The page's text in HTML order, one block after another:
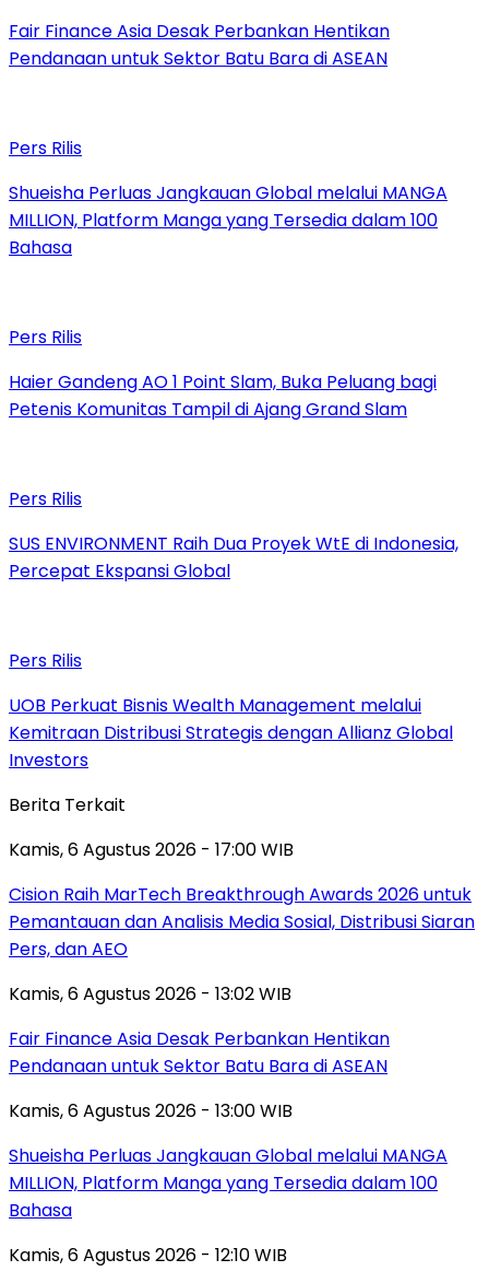
Fair Finance Asia Desak Perbankan Hentikan
Pendanaan untuk Sektor Batu Bara di ASEAN
Pers Rilis
Shueisha Perluas Jangkauan Global melalui MANGA
MILLION, Platform Manga yang Tersedia dalam 100
Bahasa
Pers Rilis
Haier Gandeng AO 1 Point Slam, Buka Peluang bagi
Petenis Komunitas Tampil di Ajang Grand Slam
Pers Rilis
SUS ENVIRONMENT Raih Dua Proyek WtE di Indonesia,
Percepat Ekspansi Global
Pers Rilis
UOB Perkuat Bisnis Wealth Management melalui
Kemitraan Distribusi Strategis dengan Allianz Global
Investors
Berita Terkait
Kamis, 6 Agustus 2026 - 17:00 WIB
Cision Raih MarTech Breakthrough Awards 2026 untuk
Pemantauan dan Analisis Media Sosial, Distribusi Siaran
Pers, dan AEO
Kamis, 6 Agustus 2026 - 13:02 WIB
Fair Finance Asia Desak Perbankan Hentikan
Pendanaan untuk Sektor Batu Bara di ASEAN
Kamis, 6 Agustus 2026 - 13:00 WIB
Shueisha Perluas Jangkauan Global melalui MANGA
MILLION, Platform Manga yang Tersedia dalam 100
Bahasa
Kamis, 6 Agustus 2026 - 12:10 WIB